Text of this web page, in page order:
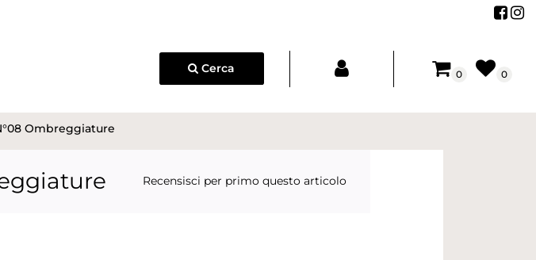
Cerca 0 0
Ombreggiature
Recensisci per primo questo articolo